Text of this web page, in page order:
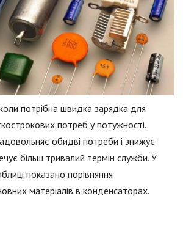
коли потрібна швидка зарядка для
потреб у потужності.
обидві потреби і знижує
більш тривалий термін служби. У
показано порівняння
матеріалів в конденсаторах.